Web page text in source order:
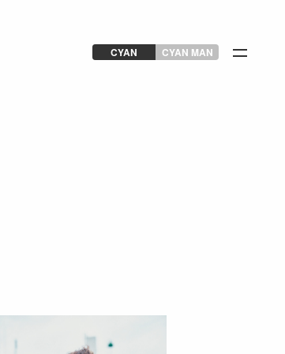
CYAN CYAN MAN